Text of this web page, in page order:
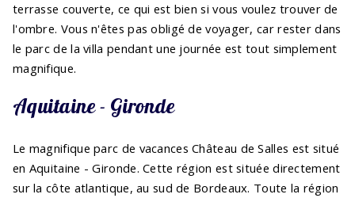
terrasse couverte, ce qui est bien si vous voulez trouver de
l'ombre. Vous n'êtes pas obligé de voyager, car rester dans
le parc de la villa pendant une journée est tout simplement
magnifique.
Aquitaine - Gironde
Le magnifique parc de vacances Château de Salles est situé
en Aquitaine - Gironde. Cette région est située directement
sur la côte atlantique, au sud de Bordeaux. Toute la région